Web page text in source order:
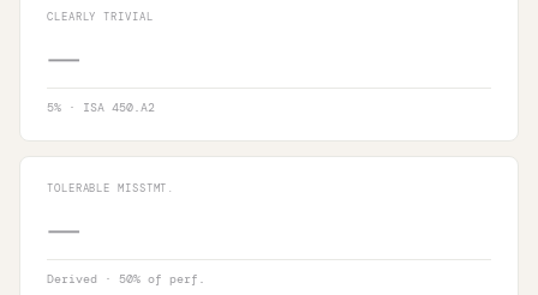
CLEARLY TRIVIAL
—
5% · ISA 450.A2
TOLERABLE MISSTMT.
—
Derived · 50% of perf.